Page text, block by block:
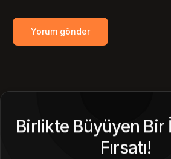
Birlikte Büyüyen Bir
Fırsatı!